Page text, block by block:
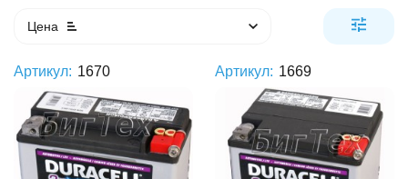
Цена
Артикул: 1670 Артикул: 1669